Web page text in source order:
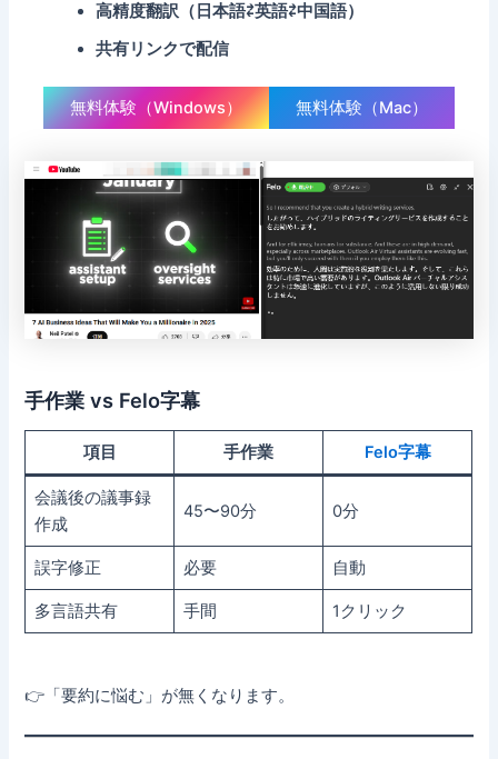
高精度翻訳（日本語⇄英語⇄中国語）
共有リンクで配信
無料体験（Windows） 無料体験（Mac）
手作業 vs Felo字幕
項目 手作業 Felo字幕
会議後の議事録
作成
45〜90分 0分
誤字修正 必要 自動
多言語共有 手間 1クリック
👉「要約に悩む」が無くなります。